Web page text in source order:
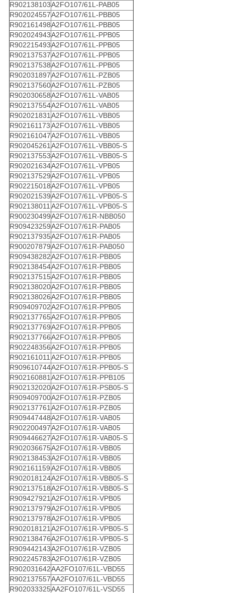
R902138103A2FO107/61L-PAB05
R902024557A2FO107/61L-PBB05
R902161498A2FO107/61L-PBB05
R902024943A2FO107/61L-PPB05
R902215493A2FO107/61L-PPB05
R902137537A2FO107/61L-PPB05
R902137538A2FO107/61L-PPB05
R902031897A2FO107/61L-PZB05
R902137560A2FO107/61L-PZB05
R902030658A2FO107/61L-VAB05
R902137554A2FO107/61L-VAB05
R902021831A2FO107/61L-VBB05
R902161173A2FO107/61L-VBB05
R902161047A2FO107/61L-VBB05
R902045261A2FO107/61L-VBB05-S
R902137553A2FO107/61L-VBB05-S
R902021634A2FO107/61L-VPB05
R902137529A2FO107/61L-VPB05
R902215018A2FO107/61L-VPB05
R902021539A2FO107/61L-VPB05-S
R902138011A2FO107/61L-VPB05-S
R900230499A2FO107/61R-NBB050
R909423259A2FO107/61R-PAB05
R902137935A2FO107/61R-PAB05
R900207879A2FO107/61R-PAB050
R909438282A2FO107/61R-PBB05
R902138454A2FO107/61R-PBB05
R902137515A2FO107/61R-PBB05
R902138020A2FO107/61R-PBB05
R902138026A2FO107/61R-PBB05
R909409702A2FO107/61R-PPB05
R902137765A2FO107/61R-PPB05
R902137769A2FO107/61R-PPB05
R902137766A2FO107/61R-PPB05
R902248356A2FO107/61R-PPB05
R902161011A2FO107/61R-PPB05
R909610744A2FO107/61R-PPB05-S
R902160881A2FO107/61R-PPB105
R902132020A2FO107/61R-PSB05-S
R909409700A2FO107/61R-PZB05
R902137761A2FO107/61R-PZB05
R909447448A2FO107/61R-VAB05
R902200497A2FO107/61R-VAB05
R909446627A2FO107/61R-VAB05-S
R902036675A2FO107/61R-VBB05
R902138453A2FO107/61R-VBB05
R902161159A2FO107/61R-VBB05
R902018124A2FO107/61R-VBB05-S
R902137518A2FO107/61R-VBB05-S
R909427921A2FO107/61R-VPB05
R902137979A2FO107/61R-VPB05
R902137978A2FO107/61R-VPB05
R902018121A2FO107/61R-VPB05-S
R902138476A2FO107/61R-VPB05-S
R909442143A2FO107/61R-VZB05
R902245783A2FO107/61R-VZB05
R902031642AA2FO107/61L-VBD55
R902137557AA2FO107/61L-VBD55
R902033325AA2FO107/61L-VSD55